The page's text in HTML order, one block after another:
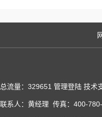
总流量：329651 管理登陆 技术
联系人：黄经理 传真：400-